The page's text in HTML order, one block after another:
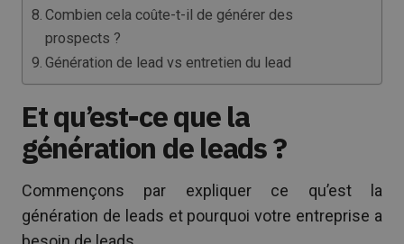
Combien cela coûte-t-il de générer des
prospects ?
Génération de lead vs entretien du lead
Et qu’est-ce que la
génération de leads ?
Commençons par expliquer ce qu’est la
génération de leads et pourquoi votre entreprise a